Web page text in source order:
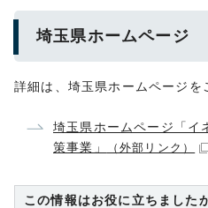
埼玉県ホームページ
詳細は、埼玉県ホームページを
埼玉県ホームページ「イ
策事業」
（外部リンク）
この情報はお役に立ちました